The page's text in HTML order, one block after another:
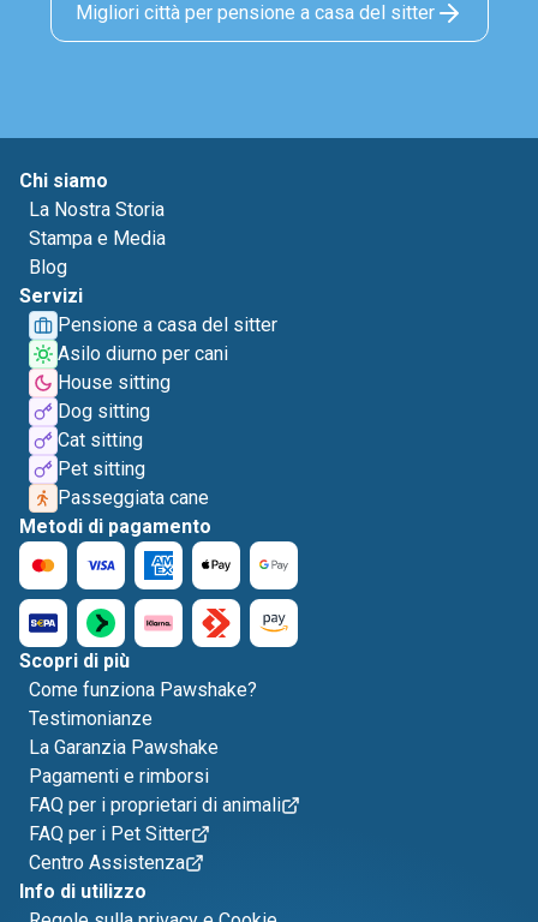
Migliori città per pensione a casa del sitter
Chi siamo
La Nostra Storia
Stampa e Media
Blog
Servizi
Pensione a casa del sitter
Asilo diurno per cani
House sitting
Dog sitting
Cat sitting
Pet sitting
Passeggiata cane
Metodi di pagamento
Scopri di più
Come funziona Pawshake?
Testimonianze
La Garanzia Pawshake
Pagamenti e rimborsi
FAQ per i proprietari di animali
FAQ per i Pet Sitter
Centro Assistenza
Info di utilizzo